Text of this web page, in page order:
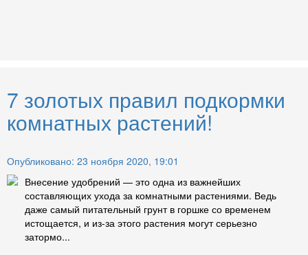
7 золотых правил подкормки
комнатных растений!
Опубликовано: 23 ноября 2020, 19:01
Внесение удобрений — это одна из важнейших
составляющих ухода за комнатными растениями. Ведь
даже самый питательный грунт в горшке со временем
истощается, и из-за этого растения могут серьезно
затормо...